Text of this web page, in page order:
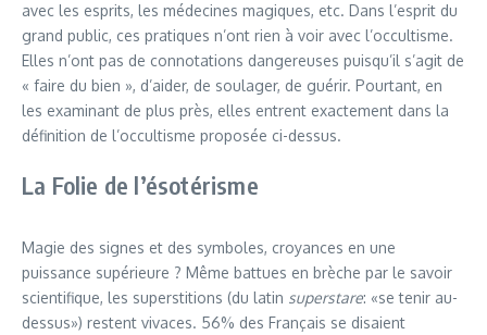
avec les esprits, les médecines magiques, etc. Dans l’esprit du
grand public, ces pratiques n’ont rien à voir avec l’occultisme.
Elles n’ont pas de connotations dangereuses puisqu’il s’agit de
« faire du bien », d’aider, de soulager, de guérir. Pourtant, en
les examinant de plus près, elles entrent exactement dans la
définition de l’occultisme proposée ci-dessus.
La Folie de l’ésotérisme
Magie des signes et des symboles, croyances en une
puissance supérieure ? Même battues en brèche par le savoir
scientifique, les superstitions (du latin superstare: «se tenir au-
dessus») restent vivaces. 56% des Français se disaient